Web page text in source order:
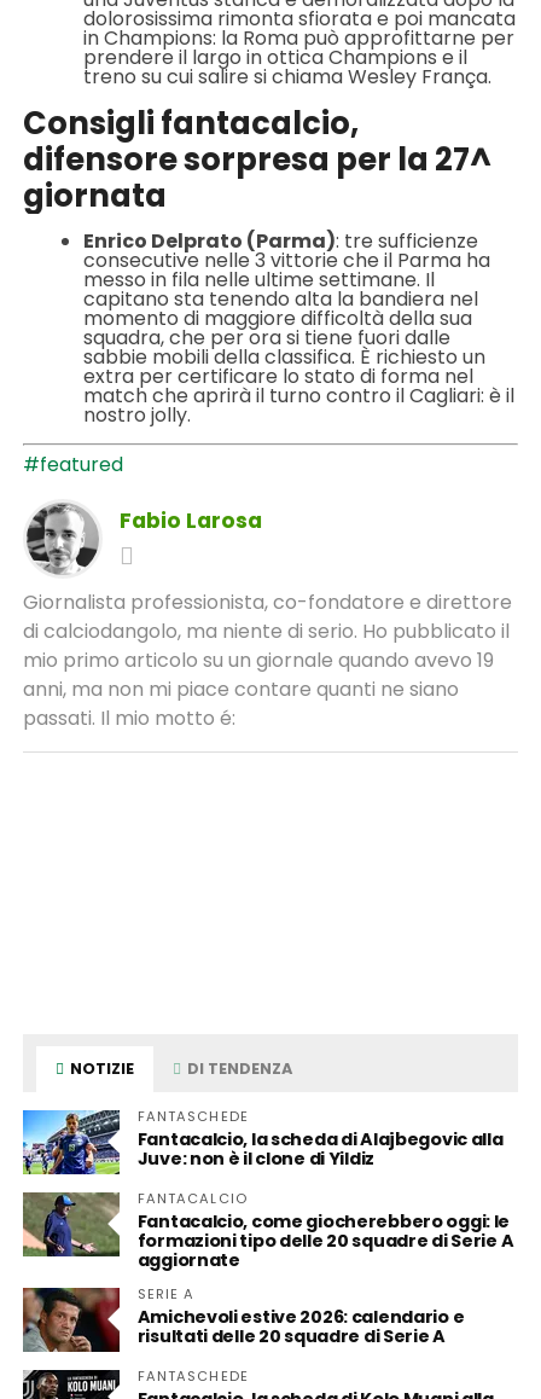
dolorosissima rimonta sfiorata e poi mancata
in Champions: la Roma può approfittarne per
prendere il largo in ottica Champions e il
treno su cui salire si chiama Wesley França.
Consigli fantacalcio,
difensore sorpresa per la 27^
giornata
Enrico Delprato (Parma): tre sufficienze
consecutive nelle 3 vittorie che il Parma ha
messo in fila nelle ultime settimane. Il
capitano sta tenendo alta la bandiera nel
momento di maggiore difficoltà della sua
squadra, che per ora si tiene fuori dalle
sabbie mobili della classifica. È richiesto un
extra per certificare lo stato di forma nel
match che aprirà il turno contro il Cagliari: è il
nostro jolly.
#featured
Fabio Larosa
Giornalista professionista, co-fondatore e direttore
di calciodangolo, ma niente di serio. Ho pubblicato il
mio primo articolo su un giornale quando avevo 19
anni, ma non mi piace contare quanti ne siano
passati. Il mio motto é:
NOTIZIE DI TENDENZA
FANTASCHEDE
Fantacalcio, la scheda di Alajbegovic alla
Juve: non è il clone di Yildiz
FANTACALCIO
Fantacalcio, come giocherebbero oggi: le
formazioni tipo delle 20 squadre di Serie A
aggiornate
SERIE A
Amichevoli estive 2026: calendario e
risultati delle 20 squadre di Serie A
FANTASCHEDE